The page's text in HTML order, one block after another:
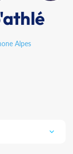
Alpes